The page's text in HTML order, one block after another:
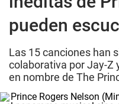
pueden
Las 15 canciones han
colaborativa por Jay-Z
en nombre de The